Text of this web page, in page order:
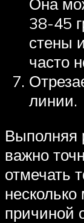
38-45
стены
часто
линии.
Выполняя
важно
отмечать
причиной